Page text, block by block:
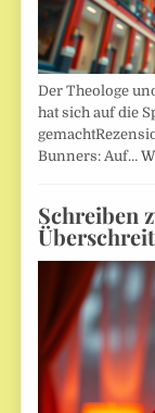
Der Theologe
hat sich auf die
Bunners: Auf…
Schreiben